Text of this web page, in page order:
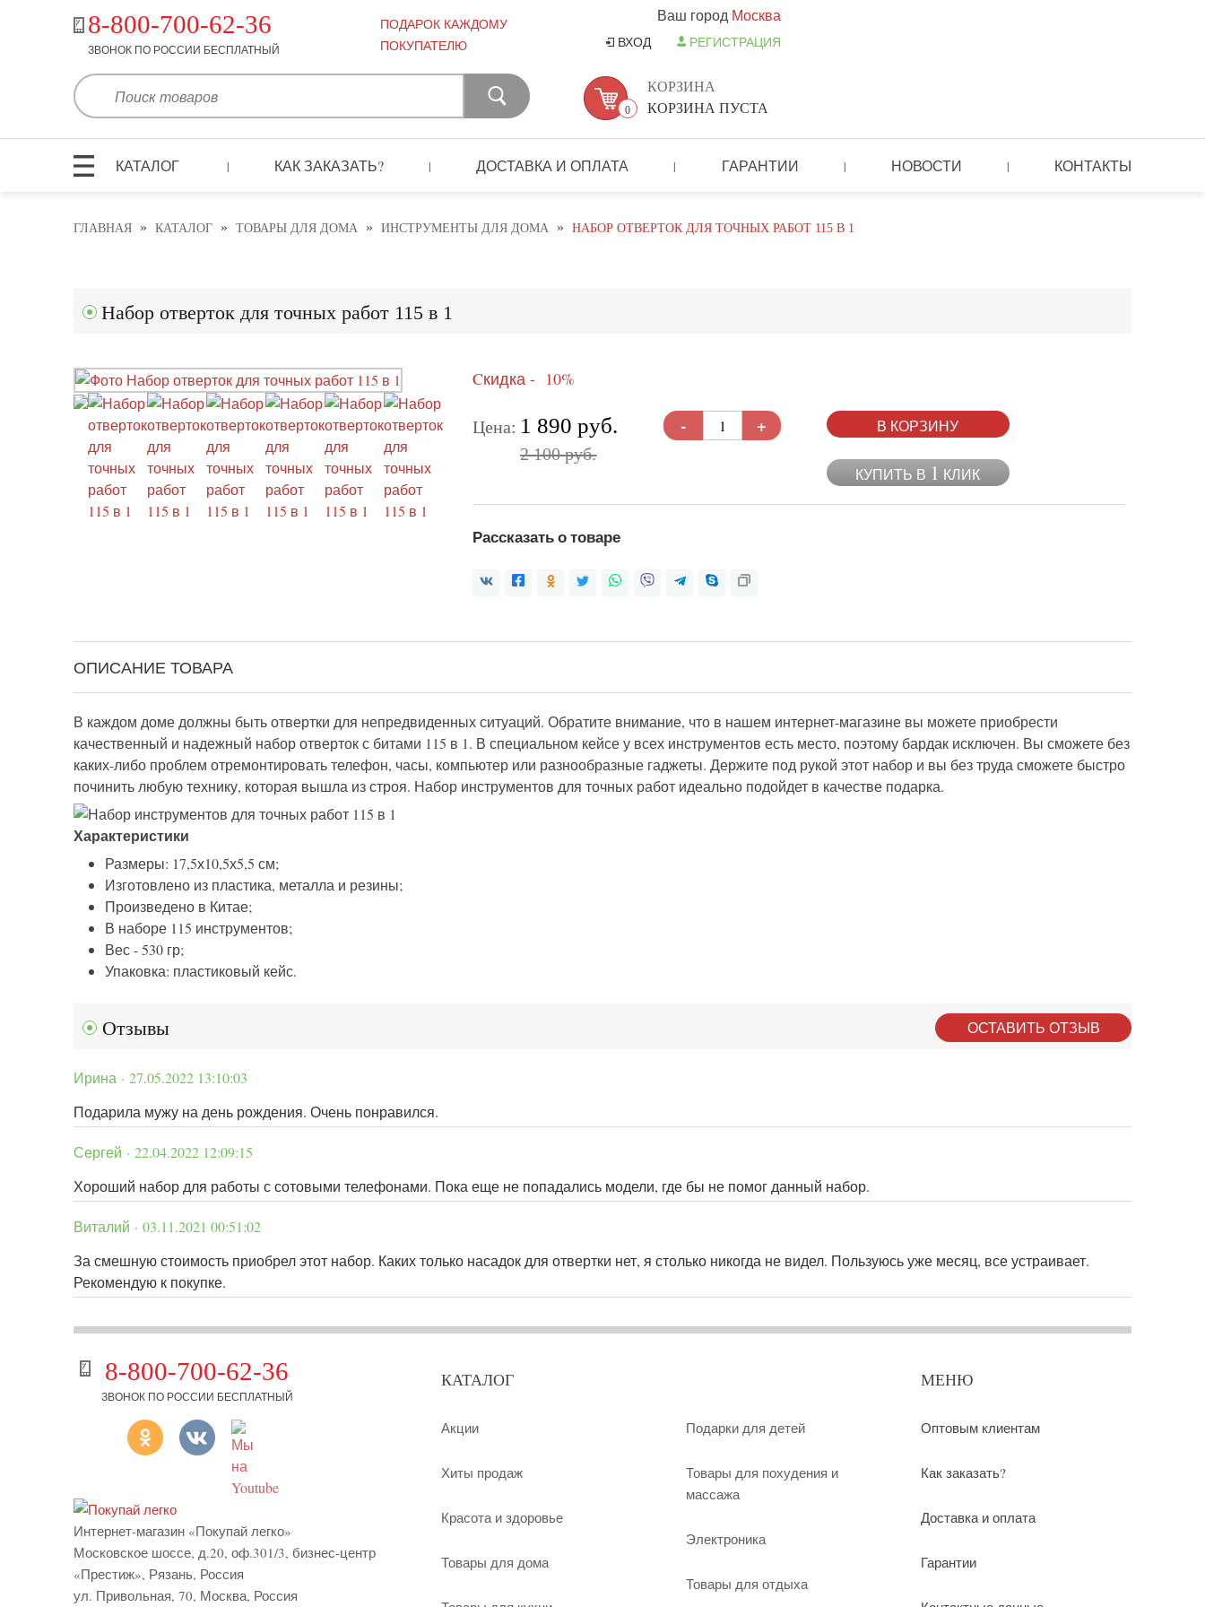
8-800-700-62-36
ЗВОНОК ПО РОССИИ БЕСПЛАТНЫЙ
ПОДАРОК КАЖДОМУ
ПОКУПАТЕЛЮ
Ваш город Москва
ВХОД РЕГИСТРАЦИЯ
0
КОРЗИНА
КОРЗИНА ПУСТА
КАТАЛОГ | КАК ЗАКАЗАТЬ? | ДОСТАВКА И ОПЛАТА | ГАРАНТИИ | НОВОСТИ | КОНТАКТЫ
ГЛАВНАЯ » КАТАЛОГ » ТОВАРЫ ДЛЯ ДОМА » ИНСТРУМЕНТЫ ДЛЯ ДОМА » НАБОР ОТВЕРТОК ДЛЯ ТОЧНЫХ РАБОТ 115 В 1
Набор отверток для точных работ 115 в 1
Cкидка - 10%
Цена: 1 890 руб.
2 100 руб.
- + В КОРЗИНУ
КУПИТЬ В 1 КЛИК
Рассказать о товаре
ОПИСАНИЕ ТОВАРА
В каждом доме должны быть отвертки для непредвиденных ситуаций. Обратите внимание, что в нашем интернет-магазине вы можете приобрести
качественный и надежный набор отверток с битами 115 в 1. В специальном кейсе у всех инструментов есть место, поэтому бардак исключен. Вы сможете без
каких-либо проблем отремонтировать телефон, часы, компьютер или разнообразные гаджеты. Держите под рукой этот набор и вы без труда сможете быстро
починить любую технику, которая вышла из строя. Набор инструментов для точных работ идеально подойдет в качестве подарка.
Характеристики
Размеры: 17,5х10,5х5,5 см;
Изготовлено из пластика, металла и резины;
Произведено в Китае;
В наборе 115 инструментов;
Вес - 530 гр;
Упаковка: пластиковый кейс.
Отзывы ОСТАВИТЬ ОТЗЫВ
Ирина · 27.05.2022 13:10:03
Подарила мужу на день рождения. Очень понравился.
Сергей · 22.04.2022 12:09:15
Хороший набор для работы с сотовыми телефонами. Пока еще не попадались модели, где бы не помог данный набор.
Виталий · 03.11.2021 00:51:02
За смешную стоимость приобрел этот набор. Каких только насадок для отвертки нет, я столько никогда не видел. Пользуюсь уже месяц, все устраивает.
Рекомендую к покупке.
8-800-700-62-36
ЗВОНОК ПО РОССИИ БЕСПЛАТНЫЙ
Интернет-магазин «Покупай легко»
Московское шоссе, д.20, оф.301/3, бизнес-центр
«Престиж», Рязань, Россия
ул. Привольная, 70, Москва, Россия
КАТАЛОГ
Акции
Хиты продаж
Красота и здоровье
Товары для дома
Подарки для детей
Товары для похудения и
массажа
Электроника
Товары для отдыха
МЕНЮ
Оптовым клиентам
Как заказать?
Доставка и оплата
Гарантии